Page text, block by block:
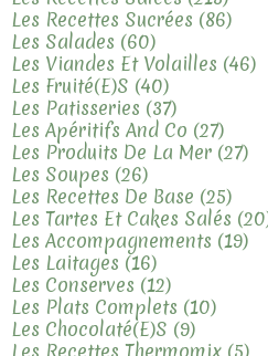
Les Recettes Sucrées (86)
Les Salades (60)
Les Viandes Et Volailles (46)
Les Fruité(e)s (40)
Les Patisseries (37)
Les Apéritifs And Co (27)
Les Produits De La Mer (27)
Les Soupes (26)
Les Recettes De Base (25)
Les Tartes Et Cakes Salés
Les Accompagnements (19)
Les Laitages (16)
Les Conserves (12)
Les Plats Complets (10)
Les Chocolaté(e)s (9)
Les Recettes Thermomix (5)